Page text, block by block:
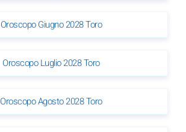
Oroscopo Giugno 2028 Toro
Oroscopo Luglio 2028 Toro
Oroscopo Agosto 2028 Toro